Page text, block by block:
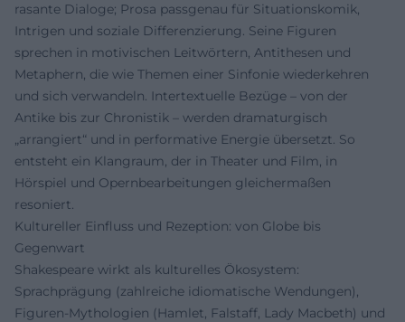
rasante Dialoge; Prosa passgenau für Situationskomik,
Intrigen und soziale Differenzierung. Seine Figuren
sprechen in motivischen Leitwörtern, Antithesen und
Metaphern, die wie Themen einer Sinfonie wiederkehren
und sich verwandeln. Intertextuelle Bezüge – von der
Antike bis zur Chronistik – werden dramaturgisch
„arrangiert“ und in performative Energie übersetzt. So
entsteht ein Klangraum, der in Theater und Film, in
Hörspiel und Opernbearbeitungen gleichermaßen
resoniert.
Kultureller Einfluss und Rezeption: von Globe bis
Gegenwart
Shakespeare wirkt als kulturelles Ökosystem:
Sprachprägung (zahlreiche idiomatische Wendungen),
Figuren-Mythologien (Hamlet, Falstaff, Lady Macbeth) und